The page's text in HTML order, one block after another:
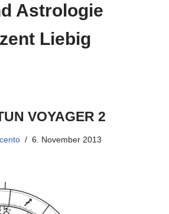
Astrologie
Liebig
VOYAGER 2
6. November 2013